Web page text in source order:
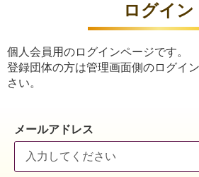
ログイン
個人会員用のログインページです。
登録団体の方は管理画面側のログイ
さい。
メールアドレス